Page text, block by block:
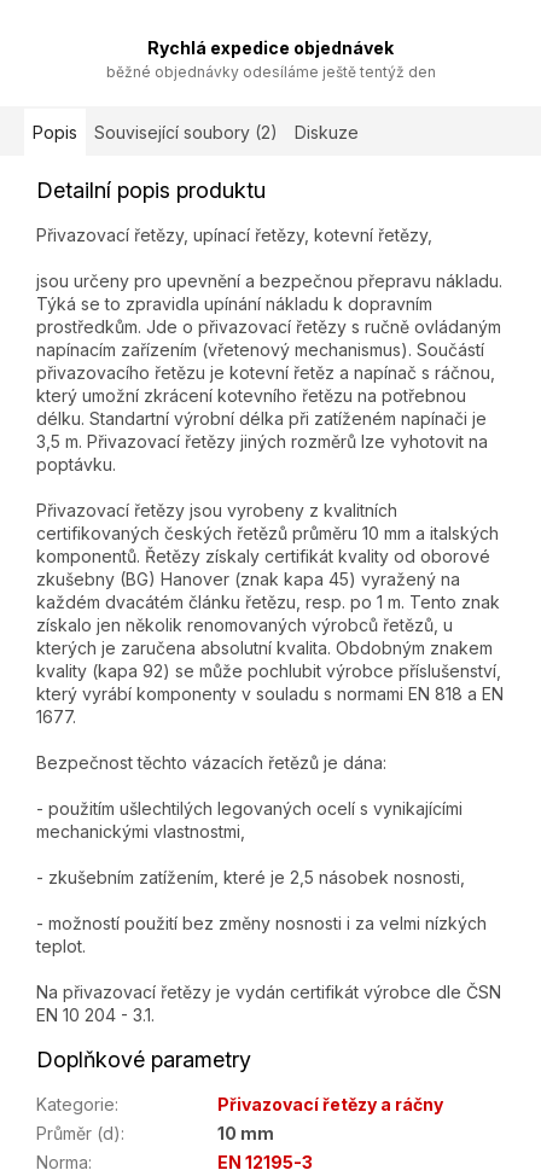
Rychlá expedice objednávek
běžné objednávky odesíláme ještě tentýž den
Popis Související soubory (2) Diskuze
Detailní popis produktu
Přivazovací řetězy, upínací řetězy, kotevní řetězy,
jsou určeny pro upevnění a bezpečnou přepravu nákladu.
Týká se to zpravidla upínání nákladu k dopravním
prostředkům. Jde o přivazovací řetězy s ručně ovládaným
napínacím zařízením (vřetenový mechanismus). Součástí
přivazovacího řetězu je kotevní řetěz a napínač s ráčnou,
který umožní zkrácení kotevního řetězu na potřebnou
délku. Standartní výrobní délka při zatíženém napínači je
3,5 m. Přivazovací řetězy jiných rozměrů lze vyhotovit na
poptávku.
Přivazovací řetězy jsou vyrobeny z kvalitních
certifikovaných českých řetězů průměru 10 mm a italských
komponentů. Řetězy získaly certifikát kvality od oborové
zkušebny (BG) Hanover (znak kapa 45) vyražený na
každém dvacátém článku řetězu, resp. po 1 m. Tento znak
získalo jen několik renomovaných výrobců řetězů, u
kterých je zaručena absolutní kvalita. Obdobným znakem
kvality (kapa 92) se může pochlubit výrobce příslušenství,
který vyrábí komponenty v souladu s normami EN 818 a EN
1677.
Bezpečnost těchto vázacích řetězů je dána:
- použitím ušlechtilých legovaných ocelí s vynikajícími
mechanickými vlastnostmi,
- zkušebním zatížením, které je 2,5 násobek nosnosti,
- možností použití bez změny nosnosti i za velmi nízkých
teplot.
Na přivazovací řetězy je vydán certifikát výrobce dle ČSN
EN 10 204 - 3.1.
Doplňkové parametry
Kategorie:
Přivazovací řetězy a ráčny
Průměr (d):
10 mm
Norma:
EN 12195-3